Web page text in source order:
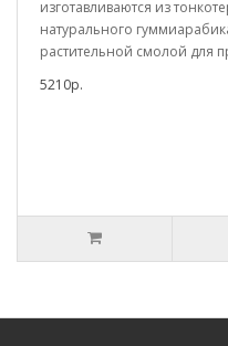
изготавливаются из
натурального
растительной смолой для
5210р.